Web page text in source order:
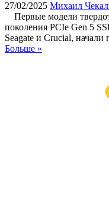
27/02/2025 Михаил
Первые модели
поколения PCIe Gen 5
Seagate и Crucial,
Больше »